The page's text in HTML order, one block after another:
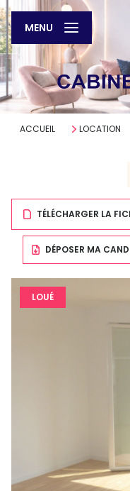
MENU
ACCUEIL LOCATION
TÉLÉCHARGER LA
DÉPOSER MA
LOUÉ